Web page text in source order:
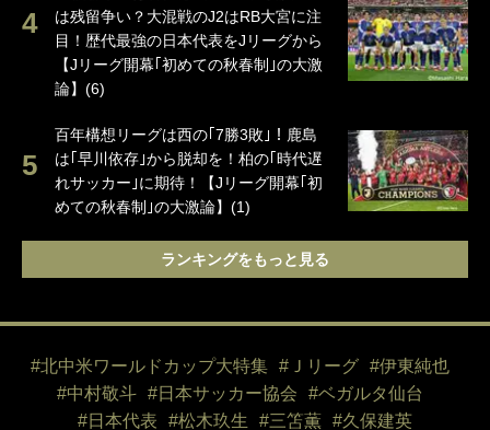
は残留争い？大混戦のJ2はRB大宮に注
目！歴代最強の日本代表をJリーグから
【Jリーグ開幕｢初めての秋春制｣の大激
論】(6)
百年構想リーグは西の｢7勝3敗｣！鹿島
は｢早川依存｣から脱却を！柏の｢時代遅
れサッカー｣に期待！【Jリーグ開幕｢初
めての秋春制｣の大激論】(1)
ランキングをもっと見る
#北中米ワールドカップ大特集 #Ｊリーグ
#伊東純也
#中村敬斗
#日本サッカー協会
#ベガルタ仙台
#日本代表
#松木玖生 #三笘薫 #久保建英